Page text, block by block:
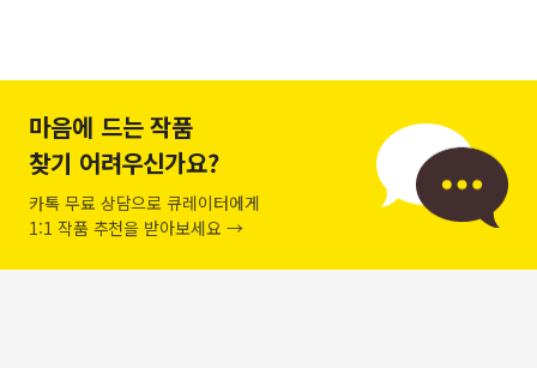
마음에 드는 작품
찾기 어려우신가요?
카톡 무료 상담으로 큐레이터에게
1:1 작품 추천을 받아보세요 →